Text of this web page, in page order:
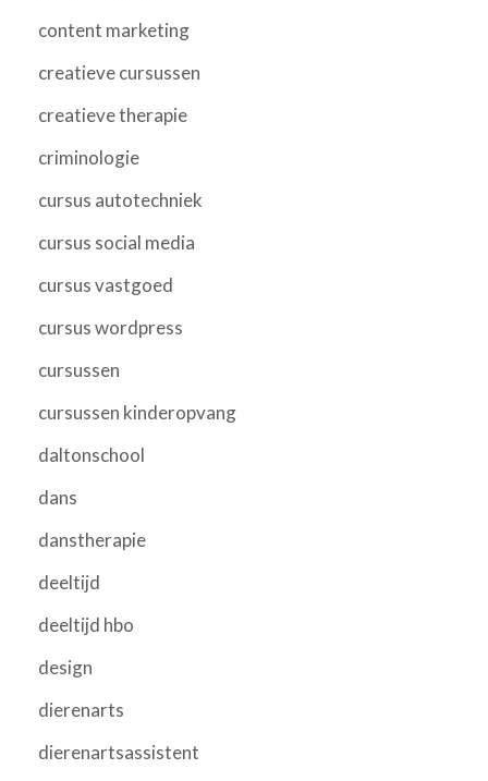
content marketing
creatieve cursussen
creatieve therapie
criminologie
cursus autotechniek
cursus social media
cursus vastgoed
cursus wordpress
cursussen
cursussen kinderopvang
daltonschool
dans
danstherapie
deeltijd
deeltijd hbo
design
dierenarts
dierenartsassistent